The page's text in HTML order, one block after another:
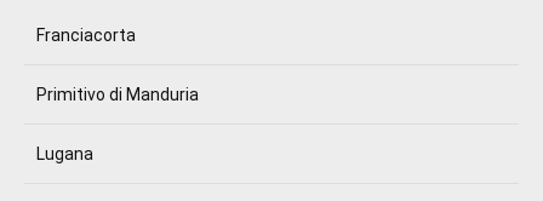
Franciacorta
Primitivo di Manduria
Lugana